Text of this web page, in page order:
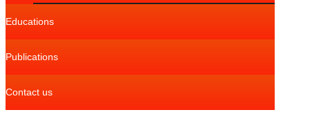
Educations
Publications
Contact us